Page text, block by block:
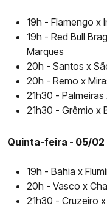
19h - Flamengo x
19h - Red Bull
Marques
20h - Santos x
20h - Remo x
21h30 -
21h30 - Grêmio x
Quinta-feira - 05/02
19h - Bahia x
20h - Vasco x
21h30 - Cruzeiro